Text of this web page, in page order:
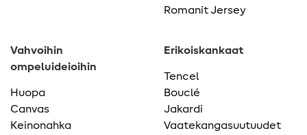
Romanit Jersey
Vahvoihin
ompeluideioihin
Huopa
Canvas
Keinonahka
Erikoiskankaat
Tencel
Bouclé
Jakardi
Vaatekangasuutuudet